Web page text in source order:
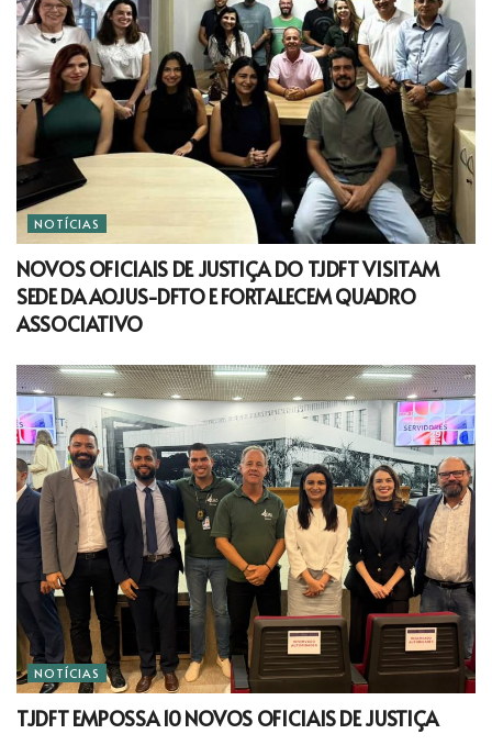
NOTÍCIAS
NOVOS OFICIAIS DE JUSTIÇA DO TJDFT VISITAM
SEDE DA AOJUS-DFTO E FORTALECEM QUADRO
ASSOCIATIVO
NOTÍCIAS
TJDFT EMPOSSA 10 NOVOS OFICIAIS DE JUSTIÇA